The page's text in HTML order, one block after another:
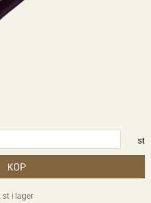
st
KÖP
st i lager